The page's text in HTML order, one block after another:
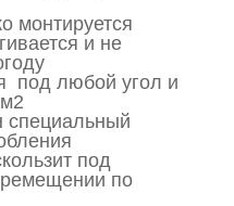
монтируется
и не
под любой угол и
специальный
под
по